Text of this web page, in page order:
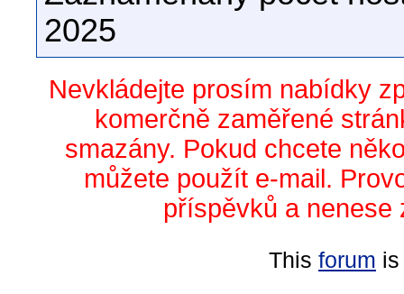
2025
Nevkládejte prosím nabídky
komerčně zaměřené
smazány. Pokud chcete
můžete použít e-mail.
příspěvků a nenese
This forum